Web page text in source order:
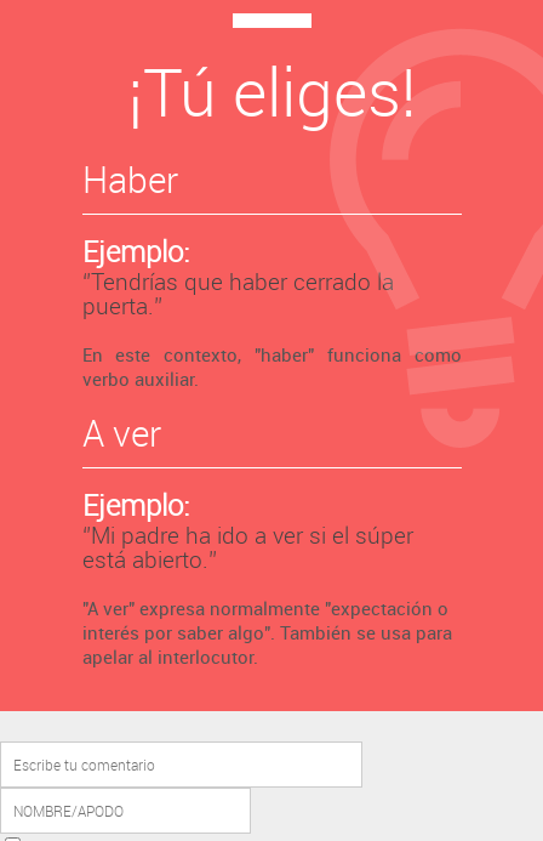
¡Tú eliges!
Haber
Ejemplo:
‘’Tendrías que haber cerrado la
puerta.’’
En este contexto, "haber" funciona como
verbo auxiliar.
A ver
Ejemplo:
‘’Mi padre ha ido a ver si el súper
está abierto.’’
"A ver" expresa normalmente "expectación o
interés por saber algo". También se usa para
apelar al interlocutor.